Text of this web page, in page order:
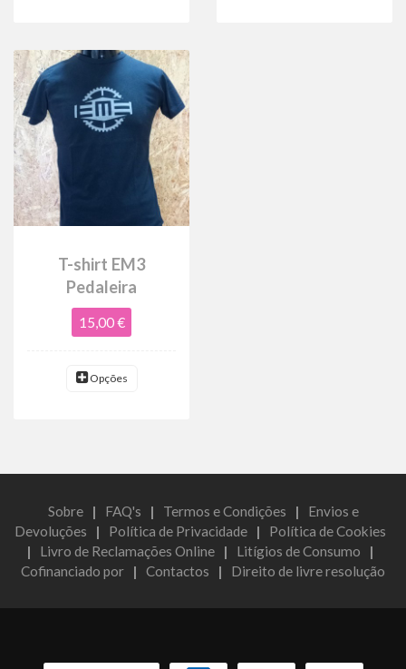
T-shirt EM3
Pedaleira
15,00 €
Opções
Sobre| FAQ's | Termos e Condições | Envios e
Devoluções | Política de Privacidade | Política de Cookies
| Livro de Reclamações Online | Litígios de Consumo |
Cofinanciado por | Contactos | Direito de livre resolução